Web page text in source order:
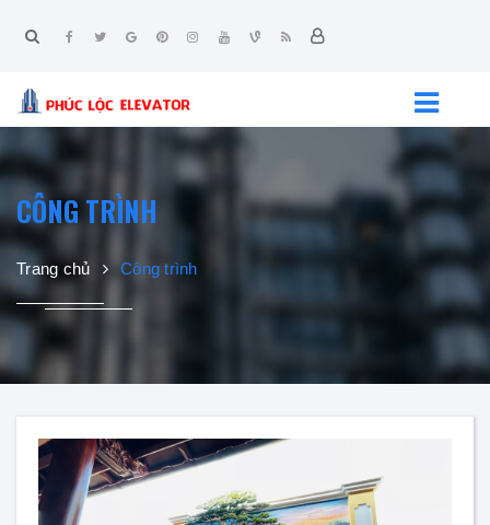
CÔNG TRÌNH
Trang chủ Công trình